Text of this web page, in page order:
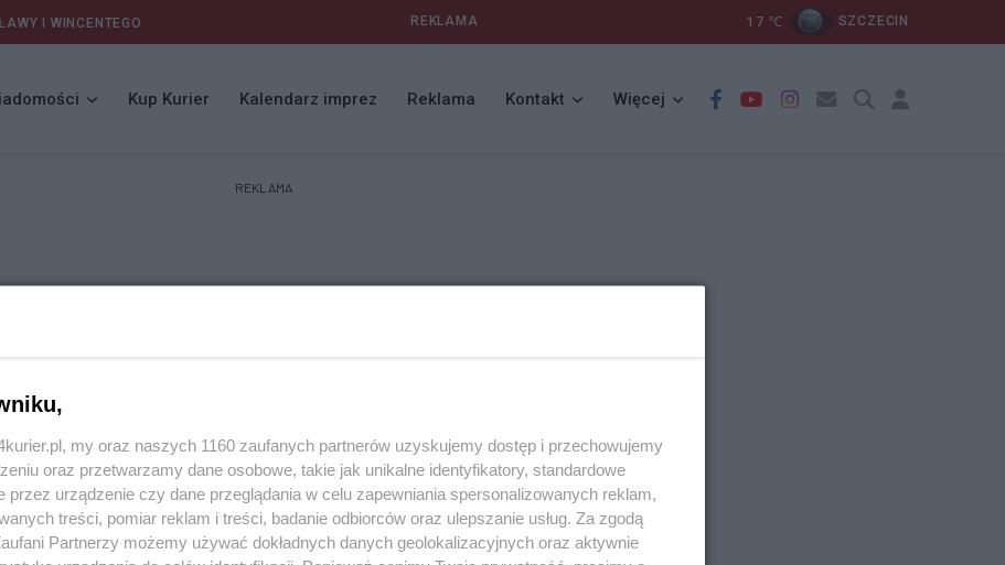
I WINCENTEGO REKLAMA 17 ℃ SZCZECIN
Kup Kurier Kalendarz imprez Reklama Kontakt Więcej
REKLAMA
my oraz naszych 1160 zaufanych partnerów uzyskujemy dostęp i przechowujemy
oraz przetwarzamy dane osobowe, takie jak unikalne identyfikatory, standardowe
przez urządzenie czy dane przeglądania w celu zapewniania spersonalizowanych reklam,
treści, pomiar reklam i treści, badanie odbiorców oraz ulepszanie usług. Za zgodą
Partnerzy możemy używać dokładnych danych geolokalizacyjnych oraz aktywnie